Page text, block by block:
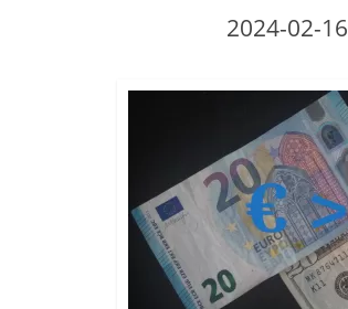
2024-02-16